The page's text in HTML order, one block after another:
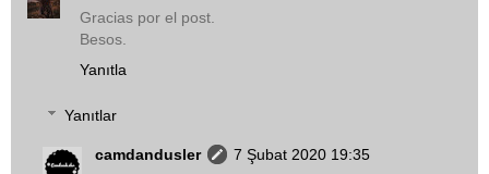
Gracias por el post.
Besos.
Yanıtla
Yanıtlar
camdandusler
7 Şubat 2020 19:35